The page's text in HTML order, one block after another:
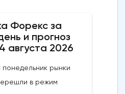
Форекс за
и прогноз
августа 2026
понедельник рынки
в режим